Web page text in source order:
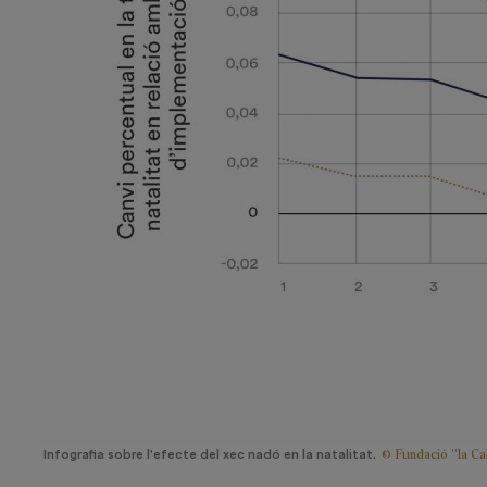
Infografia sobre l'efecte del xec nadó en la natalitat. © Fundació ”la